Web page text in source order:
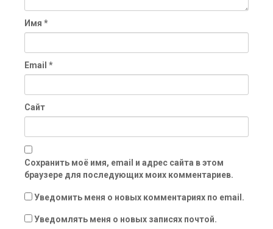
Имя *
Email *
Сайт
Сохранить моё имя, email и адрес сайта в этом
браузере для последующих моих комментариев.
Уведомить меня о новых комментариях по email.
Уведомлять меня о новых записях почтой.